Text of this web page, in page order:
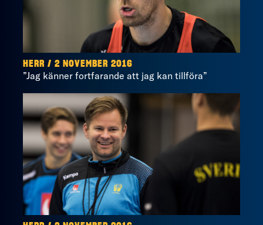
HERR / 2 NOVEMBER 2016
”Jag känner fortfarande att jag kan tillföra”